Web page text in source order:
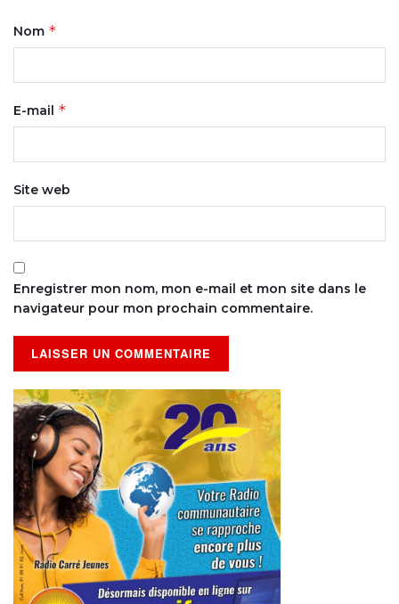
Nom *
E-mail *
Site web
Enregistrer mon nom, mon e-mail et mon site dans le
navigateur pour mon prochain commentaire.